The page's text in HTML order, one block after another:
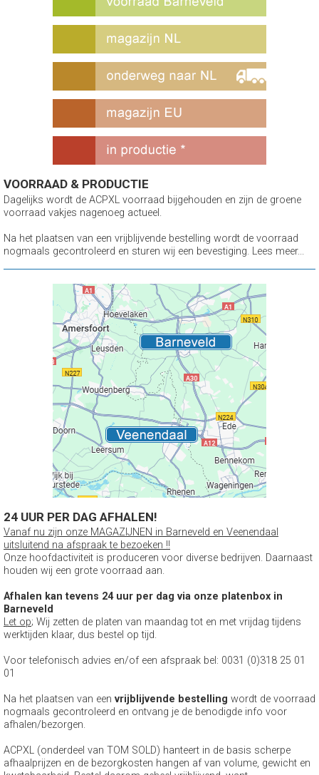
VOORRAAD & PRODUCTIE
Dagelijks wordt de ACPXL voorraad bijgehouden en zijn de groene
voorraad vakjes nagenoeg actueel.
Na het plaatsen van een vrijblijvende bestelling wordt de voorraad
nogmaals gecontroleerd en sturen wij een bevestiging. Lees meer...
24 UUR PER DAG AFHALEN!
Vanaf nu zijn onze MAGAZIJNEN in Barneveld en Veenendaal
uitsluitend na afspraak te bezoeken !!
Onze hoofdactiviteit is produceren voor diverse bedrijven. Daarnaast
houden wij een grote voorraad aan.
Afhalen kan tevens 24 uur per dag via onze platenbox in
Barneveld
Let op; Wij zetten de platen van maandag tot en met vrijdag tijdens
werktijden klaar, dus bestel op tijd.
Voor telefonisch advies en/of een afspraak bel: 0031 (0)318 25 01
01
Na het plaatsen van een vrijblijvende bestelling wordt de voorraad
nogmaals gecontroleerd en ontvang je de benodigde info voor
afhalen/bezorgen.
ACPXL (onderdeel van TOM SOLD) hanteert in de basis scherpe
afhaalprijzen en de bezorgkosten hangen af van volume, gewicht en